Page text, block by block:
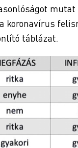
koronavírus
táblázat.